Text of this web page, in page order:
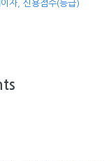
자, 신용점수(등급)